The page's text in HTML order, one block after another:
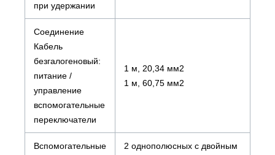
при удержании
Соединение
Кабель
безгалогеновый:
питание /
управление
вспомогательные
переключатели
1 м, 20,34 мм2
1 м, 60,75 мм2
Вспомогательные
2 однополюсных с двойным